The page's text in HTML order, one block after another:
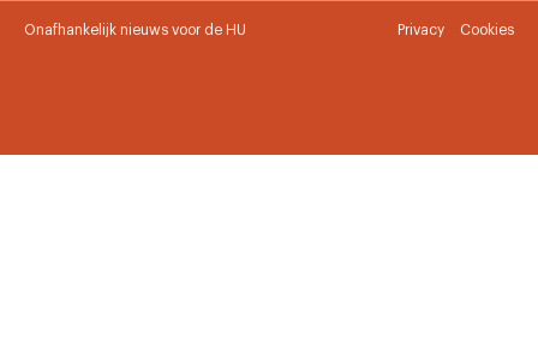
Onafhankelijk nieuws voor de HU Privacy Cookies